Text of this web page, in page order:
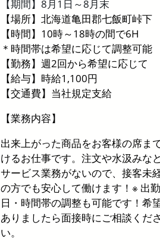
【期間】8月1日～8月末
【場所】北海道亀田郡七飯町峠下
【時間】10時～18時の間で6H
＊時間帯は希望に応じて調整可能
【勤務】週2回から希望に応じて
【給与】時給1,100円
【交通費】当社規定支給
【業務内容】
出来上がった商品をお客様の席ま
けるお仕事です。注文や水汲みな
サービス業務がないので、接客未
の方でも安心して働けます！※ 出勤
日・時間帯の調整も可能です！希
ありましたら面接時にご相談くだ
い。